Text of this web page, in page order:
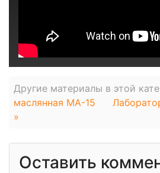
Другие материалы в этой
маслянная МА-15
»
Оставить